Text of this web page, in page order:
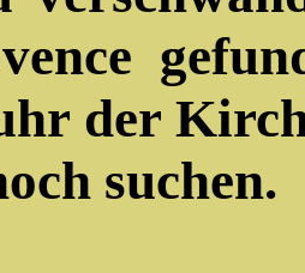
der
suchen.